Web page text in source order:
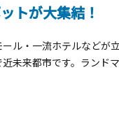
トが大集結！
ル・一流ホテルなどが
未来都市です。ランド